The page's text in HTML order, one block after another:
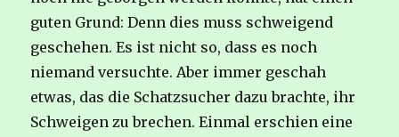
guten Grund: Denn dies muss schweigend
geschehen. Es ist nicht so, dass es noch
niemand versuchte. Aber immer geschah
etwas, das die Schatzsucher dazu brachte, ihr
Schweigen zu brechen. Einmal erschien eine